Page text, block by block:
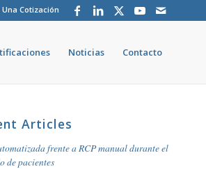
Cotización
Noticias Contacto
Articles
frente a RCP manual durante el
de pacientes